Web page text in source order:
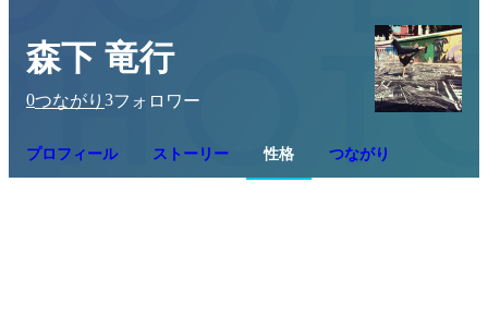
森下 竜行
0つながり 3フォロワー
プロフィール ストーリー 性格 つながり